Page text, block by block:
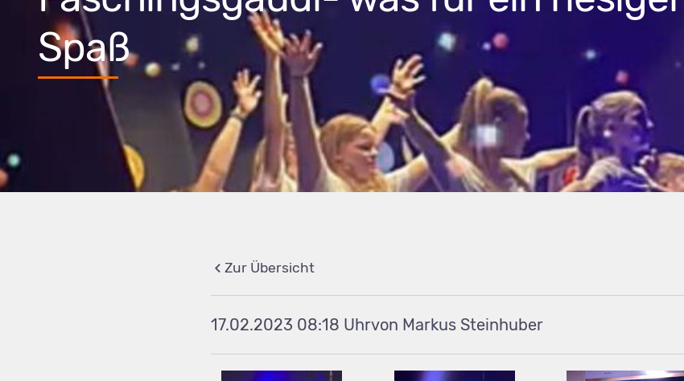
Spaß
17.02.2023 08:18 von Markus Steinhuber
Zur Übersicht